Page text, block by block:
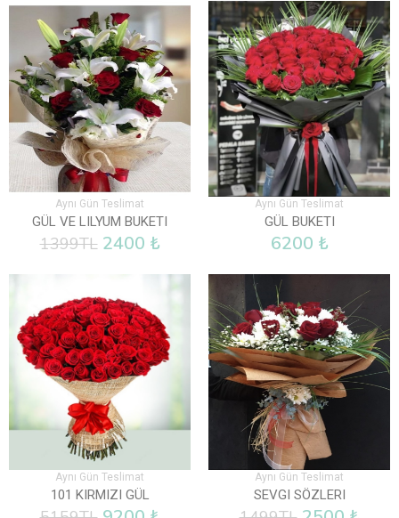
Aynı Gün Teslimat
GÜL VE LILYUM BUKETI
1399TL 2400 ₺
Aynı Gün Teslimat
GÜL BUKETI
6200 ₺
Aynı Gün Teslimat
101 KIRMIZI GÜL
Aynı Gün Teslimat
SEVGI SÖZLERI